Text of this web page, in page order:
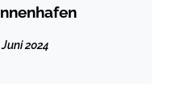
Juni 2024